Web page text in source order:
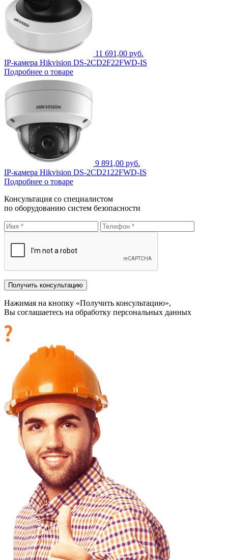
11 691,00 руб.
IP-камера Hikvision DS-2CD2F22FWD-IS
Подробнее о товаре
9 891,00 руб.
IP-камера Hikvision DS-2CD2122FWD-IS
Подробнее о товаре
Консультация со специалистом
по оборудованию систем безопасности
Нажимая на кнопку «Получить консультацию»,
Вы соглашаетесь на обработку персональных данных